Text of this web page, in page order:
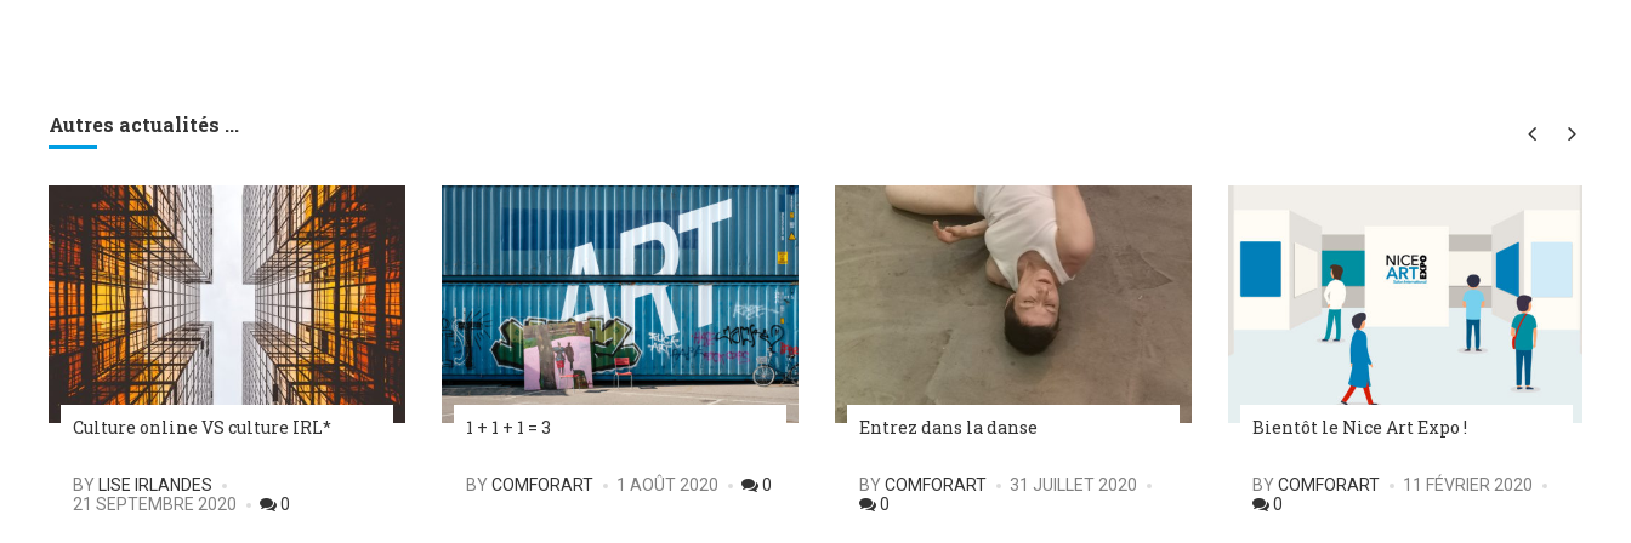
Autres actualités ...
Culture online VS culture IRL*
POSTED
BY
LISE IRLANDES
21 SEPTEMBRE 2020
0
1 + 1 + 1 = 3
POSTED
BYCOMFORART 1 AOÛT 2020 0
Entrez dans la danse
POSTED
BYCOMFORART
31 JUILLET 2020
0
Bientôt le Nice Art Expo !
POSTED
BYCOMFORART
11 FÉVRIER 2020
0